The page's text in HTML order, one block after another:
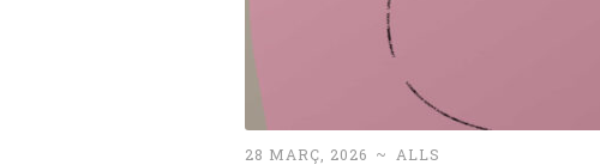
28 MARÇ, 2026 ~ ALLS